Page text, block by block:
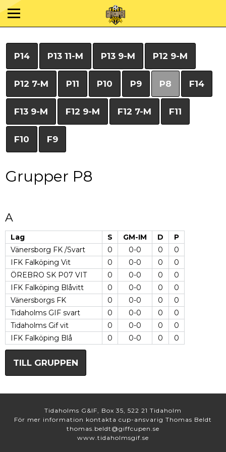
P14 P13 11-M P13 9-M P12 9-M
P12 7-M P11 P10 P9 P8 F14
F13 9-M F12 9-M F12 7-M F11
F10 F9
Grupper P8
A
Lag S GM-IM D
P
Vänersborg FK /Svart
0 0-0 0
0
IFK Falköping Vit
0 0-0 0
0
ÖREBRO SK P07 VIT
0 0-0 0
0
IFK Falköping Blåvitt
0 0-0 0
0
Vänersborgs FK
0 0-0 0
0
Tidaholms GIF svart
0 0-0 0
0
Tidaholms Gif vit
0 0-0 0
0
IFK Falköping Blå
0 0-0 0 0
TILL GRUPPEN
Tidaholms G&IF, Box 35, 522 21 Tidaholm
För mer information kontakta cup-ansvarig Thomas Beldt
thomas.beldt@giffcupen.se
www.tidaholmsgif.se